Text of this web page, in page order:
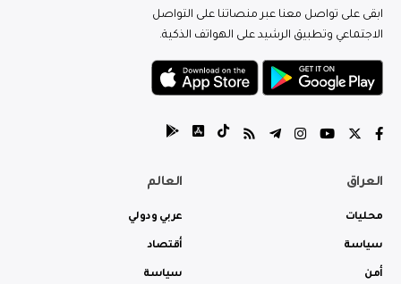
ابقى على تواصل معنا عبر منصاتنا على التواصل
الاجتماعي وتطبيق الرشيد على الهواتف الذكية.
العراق
محليات
سياسة
أمن
العالم
عربي ودولي
أقتصاد
سياسة